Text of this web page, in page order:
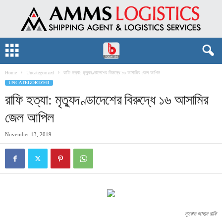
Home Uncategorized রাফি হত্যা: মৃত্যুদণ্ডাদেশের বিরুদ্ধে ১৬ আসামির জেল আপিল
UNCATEGORIZED
রাফি হত্যা: মৃত্যুদণ্ডাদেশের বিরুদ্ধে ১৬ আসামির
জেল আপিল
November 13, 2019
নুসরাত জাহান রাফি